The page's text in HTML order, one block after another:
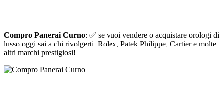
Compro Panerai Curno: ✅ se vuoi vendere o acquistare orologi di
lusso oggi sai a chi rivolgerti. Rolex, Patek Philippe, Cartier e molte
altri marchi prestigiosi!